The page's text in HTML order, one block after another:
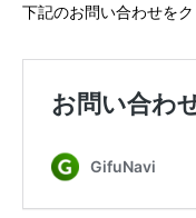
下記のお問い合わせを